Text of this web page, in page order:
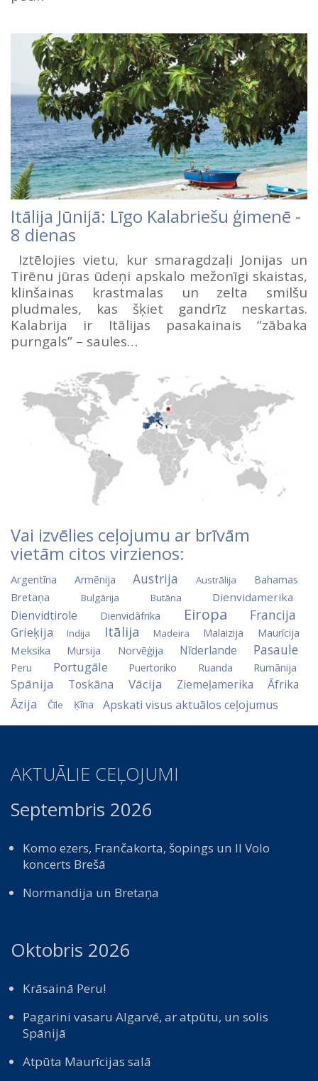
Itālija Jūnijā: Līgo Kalabriešu ģimenē -
8 dienas
Iztēlojies vietu, kur smaragdzaļi Jonijas un
Tirēnu jūras ūdeņi apskalo mežonīgi skaistas,
klinšainas krastmalas un zelta smilšu
pludmales, kas šķiet gandrīz neskartas.
Kalabrija ir Itālijas pasakainais “zābaka
purngals” – saules…
Vai izvēlies ceļojumu ar brīvām
vietām citos virzienos:
Argentīna Armēnija Austrija Austrālija Bahamas
Bretaņa Bulgārija Butāna Dienvidamerika
Dienvidtirole Dienvidāfrika Eiropa Francija
Grieķija Indija Itālija Madeira Malaizija Maurīcija
Meksika Mursija Norvēģija Nīderlande Pasaule
Peru Portugāle Puertoriko Ruanda Rumānija
Spānija Toskāna Vācija Ziemeļamerika Āfrika
Āzija Čīle Ķīna Apskati visus aktuālos ceļojumus
AKTUĀLIE CEĻOJUMI
Septembris 2026
Komo ezers, Frančakorta, šopings un Il Volo
koncerts Brešā
Normandija un Bretaņa
Oktobris 2026
Krāsainā Peru!
Pagarini vasaru Algarvē, ar atpūtu, un solis
Spānijā
Atpūta Maurīcijas salā